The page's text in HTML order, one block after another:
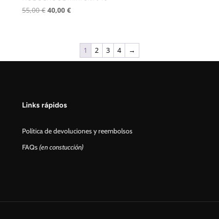
55,00€ El
40,00 €El
40,00 €.
1 2 3 4 →
Links rápidos
Política de devoluciones y reembolsos
FAQs(en constucción)